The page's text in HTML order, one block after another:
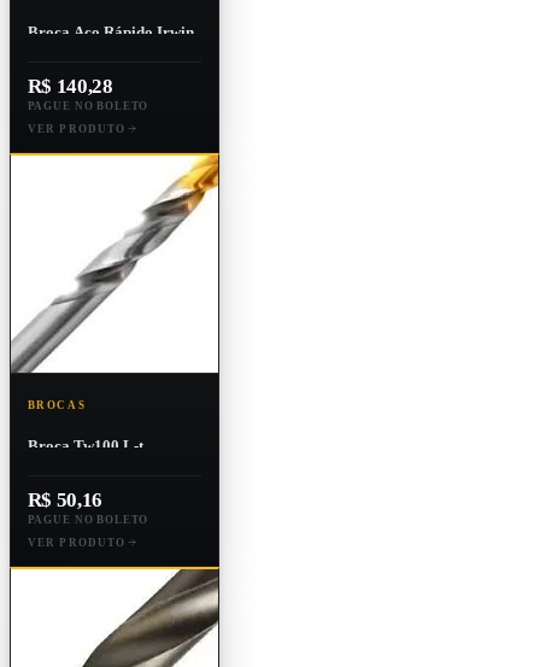
Broca Aço Rápido Irwin
R$ 140,28
PAGUE NO BOLETO
VER PRODUTO
BROCAS
Broca Tw100 L-t
R$ 50,16
PAGUE NO BOLETO
VER PRODUTO